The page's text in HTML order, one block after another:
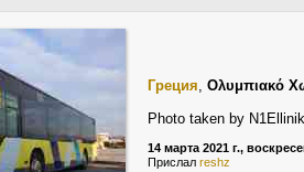
Греция, Ολυμπιακό
Photo taken by
14 марта 2021 г.,
Прислал reshz